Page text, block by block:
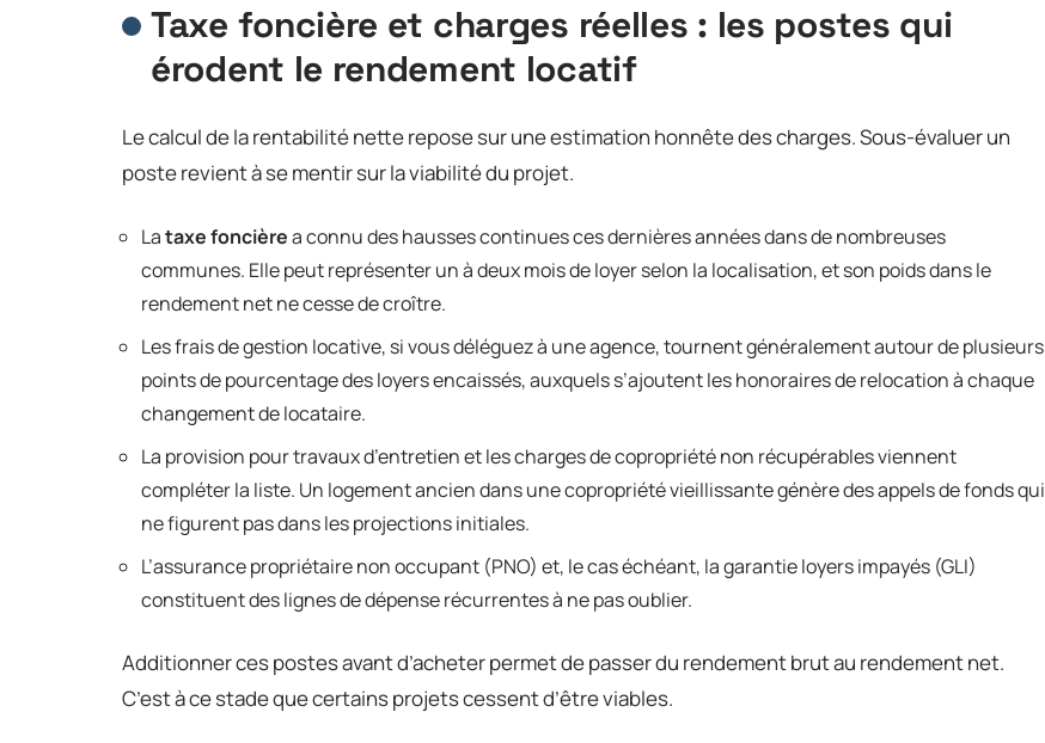
Taxe foncière et charges réelles : les postes qui
érodent le rendement locatif
Le calcul de la rentabilité nette repose sur une estimation honnête des charges. Sous-évaluer un
poste revient à se mentir sur la viabilité du projet.
Lataxe foncièrea connu des hausses continues ces dernières années dans de nombreuses
communes. Elle peut représenter un à deux mois de loyer selon la localisation, et son poids dans le
rendement net ne cesse de croître.
Les frais de gestion locative, si vous déléguez à une agence, tournent généralement autour de plusieurs
points de pourcentage des loyers encaissés, auxquels s’ajoutent les honoraires de relocation à chaque
changement de locataire.
La provision pour travaux d’entretien et les charges de copropriété non récupérables viennent
compléter la liste. Un logement ancien dans une copropriété vieillissante génère des appels de fonds qui
ne figurent pas dans les projections initiales.
L’assurance propriétaire non occupant (PNO) et, le cas échéant, la garantie loyers impayés (GLI)
constituent des lignes de dépense récurrentes à ne pas oublier.
Additionner ces postes avant d’acheter permet de passer du rendement brut au rendement net.
C’est à ce stade que certains projets cessent d’être viables.